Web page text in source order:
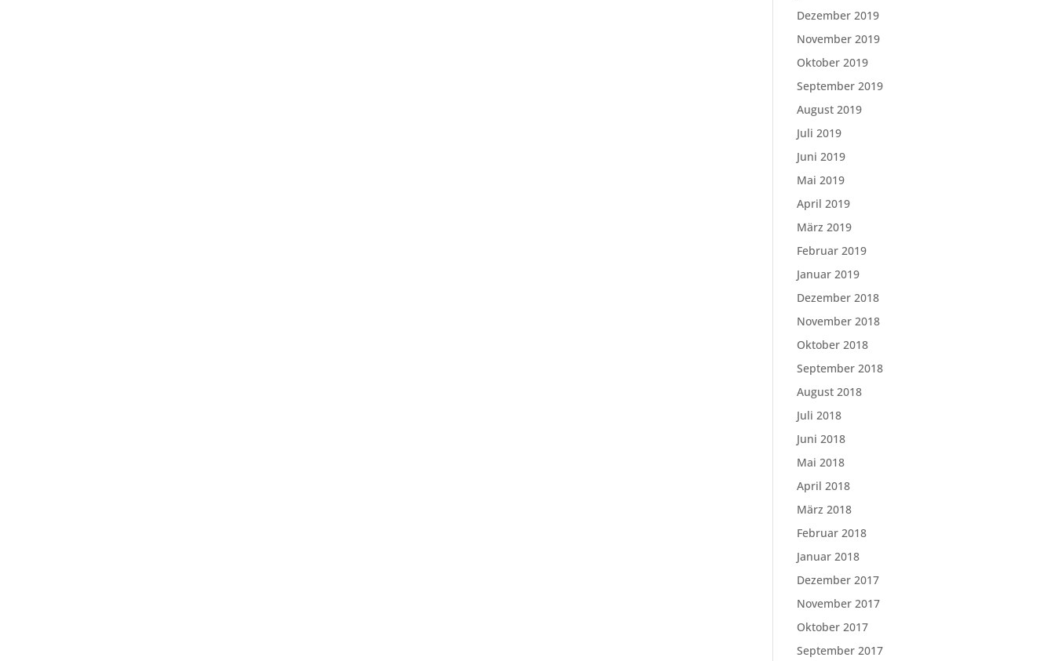
Dezember 2019
November 2019
Oktober 2019
September 2019
August 2019
Juli 2019
Juni 2019
Mai 2019
April 2019
März 2019
Februar 2019
Januar 2019
Dezember 2018
November 2018
Oktober 2018
September 2018
August 2018
Juli 2018
Juni 2018
Mai 2018
April 2018
März 2018
Februar 2018
Januar 2018
Dezember 2017
November 2017
Oktober 2017
September 2017